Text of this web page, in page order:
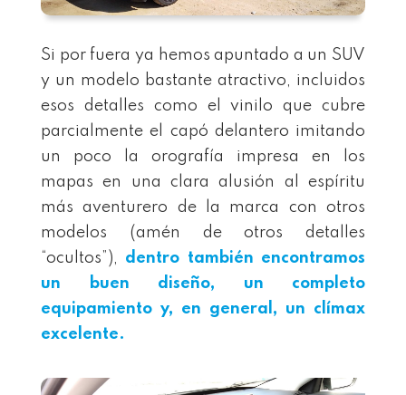
Si por fuera ya hemos apuntado a un SUV
y un modelo bastante atractivo, incluidos
esos detalles como el vinilo que cubre
parcialmente el capó delantero imitando
un poco la orografía impresa en los
mapas en una clara alusión al espíritu
más aventurero de la marca con otros
modelos (amén de otros detalles
“ocultos”), dentro también encontramos
un buen diseño, un completo
equipamiento y, en general, un clímax
excelente.